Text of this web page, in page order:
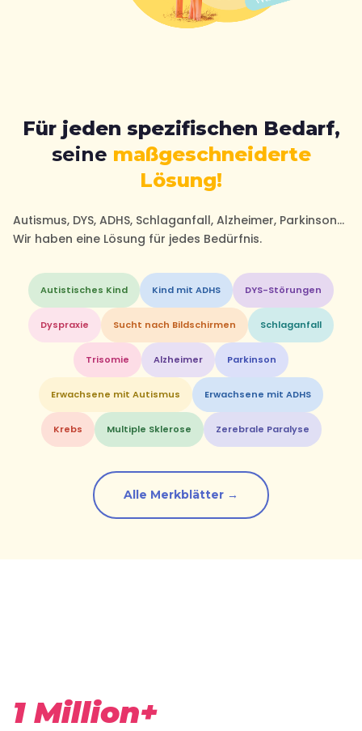
Für jeden spezifischen Bedarf,
seine maßgeschneiderte
Lösung!
Autismus, DYS, ADHS, Schlaganfall, Alzheimer, Parkinson...
Wir haben eine Lösung für jedes Bedürfnis.
Autistisches Kind Kind mit ADHS DYS-Störungen
Dyspraxie Sucht nach Bildschirmen Schlaganfall
Trisomie Alzheimer Parkinson
Erwachsene mit Autismus Erwachsene mit ADHS
Krebs Multiple Sklerose Zerebrale Paralyse
Alle Merkblätter →
1 Million+